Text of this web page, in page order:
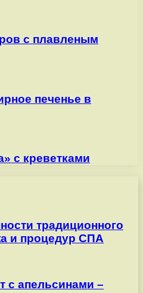
с плавленым
печенье в
с креветками
традиционного
и процедур СПА
с апельсинами –